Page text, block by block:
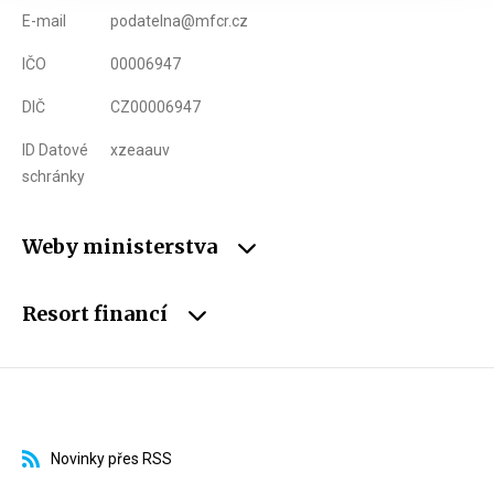
E-mail podatelna@mfcr.cz
IČO 00006947
DIČ CZ00006947
ID Datové
schránky
xzeaauv
Weby ministerstva
Resort financí
Novinky přes RSS